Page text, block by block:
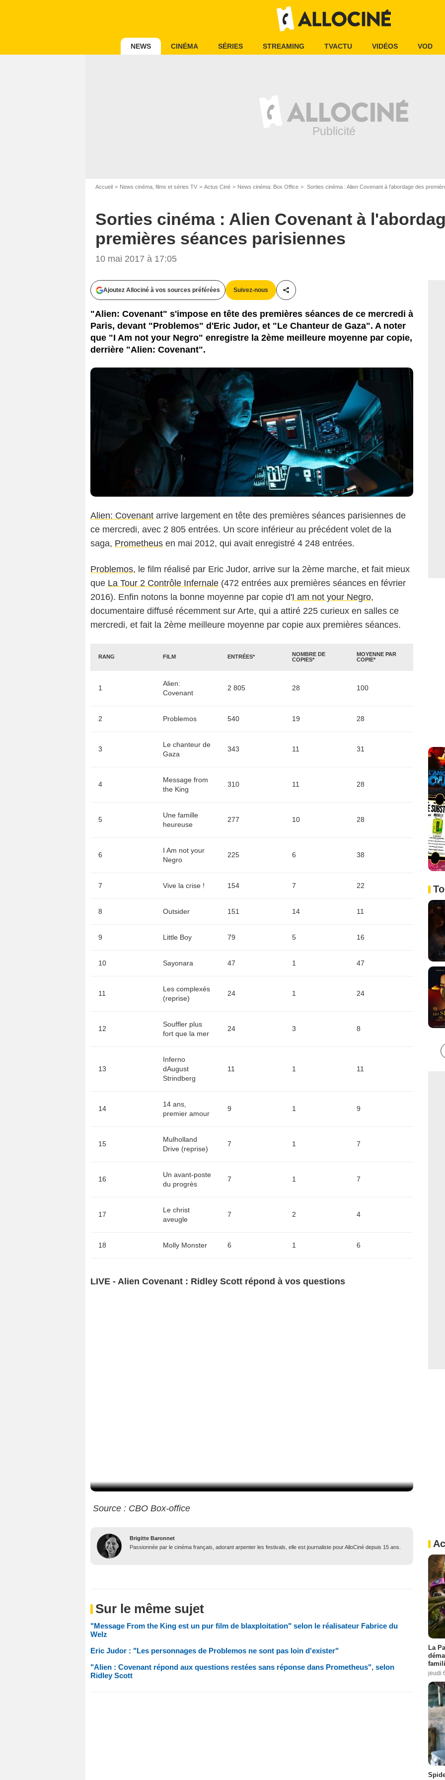
NEWS CINÉMA SÉRIES STREAMING TVACTU VIDÉOS VOD
Accueil News cinéma, films et séries TV Actus Ciné News cinéma: Box Office Sorties cinéma : Alien Covenant à l'abordage des
Sorties cinéma : Alien Covenant à
premières séances parisiennes
10 mai 2017 à 17:05
Ajoutez Allociné à vos sources préférées Suivez-nous
Partager cet article
"Alien: Covenant" s'impose en tête des premières séances de ce mercredi à
Paris, devant "Problemos" d'Eric Judor, et "Le Chanteur de Gaza". A noter
que "I Am not your Negro" enregistre la 2ème meilleure moyenne par copie,
derrière "Alien: Covenant".
Twentieth Century Fox
Alien: Covenant arrive largement en tête des premières séances parisiennes de
ce mercredi, avec 2 805 entrées. Un score inférieur au précédent volet de la
saga, Prometheus en mai 2012, qui avait enregistré 4 248 entrées.
Problemos, le film réalisé par Eric Judor, arrive sur la 2ème marche, et fait mieux
que La Tour 2 Contrôle Infernale (472 entrées aux premières séances en février
2016). Enfin notons la bonne moyenne par copie d'I am not your Negro,
documentaire diffusé récemment sur Arte, qui a attiré 225 curieux en salles ce
mercredi, et fait la 2ème meilleure moyenne par copie aux premières séances.
RANG FILM ENTRÉES*
NOMBRE DE
COPIES*
MOYENNE PAR
COPIE*
1
Alien:
Covenant
2 805 28 100
2 Problemos 540 19 28
3
Le chanteur de
Gaza
343 11 31
4
Message from
the King
310 11 28
5
Une famille
heureuse
277 10 28
6
I Am not your
Negro
225 6 38
7 Vive la crise ! 154 7 22
8 Outsider 151 14 11
9 Little Boy 79 5 16
10 Sayonara 47 1 47
11
Les complexés
(reprise)
24 1 24
12
Souffler plus
fort que la mer
24 3 8
13
Inferno
dAugust
Strindberg
11 1 11
14
14 ans,
premier amour
9 1 9
15
Mulholland
Drive (reprise)
7 1 7
16
Un avant-poste
du progrès
7 1 7
17
Le christ
aveugle
7 2 4
18 Molly Monster 6 1 6
LIVE - Alien Covenant : Ridley Scott répond à vos questions
Source : CBO Box-office
Brigitte Baronnet
Passionnée par le cinéma français, adorant arpenter les festivals, elle est journaliste pour AlloCiné depuis 15 ans.
Sur le même sujet
"Message From the King est un pur film de blaxploitation" selon le réalisateur Fabrice du
Welz
Eric Judor : "Les personnages de Problemos ne sont pas loin d'exister"
"Alien : Covenant répond aux questions restées sans réponse dans Prometheus", selon
Ridley Scott
La
jeudi